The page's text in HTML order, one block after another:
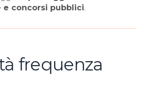
e concorsi pubblici.
frequenza